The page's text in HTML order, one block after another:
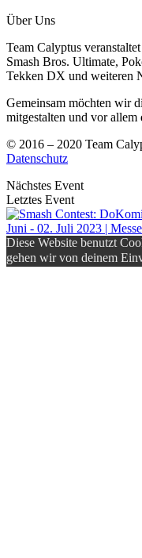
Über Uns
Team Calyptus
Smash Bros. Ultimate,
Tekken DX und weiteren
Gemeinsam möchten wir
mitgestalten und vor
© 2016 – 2020 Team
Datenschutz
Nächstes Event
Letztes Event
Juni - 02. Juli 2023 |
Diese Website benutzt
gehen wir von deinem